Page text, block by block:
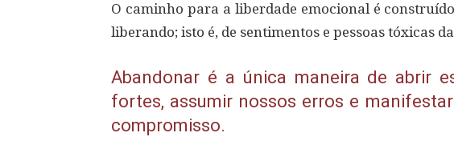
O caminho para a liberdade emocional é
liberando; isto é, de sentimentos e pessoas tóxicas
Abandonar é a única maneira de abrir
fortes, assumir nossos erros e
compromisso.